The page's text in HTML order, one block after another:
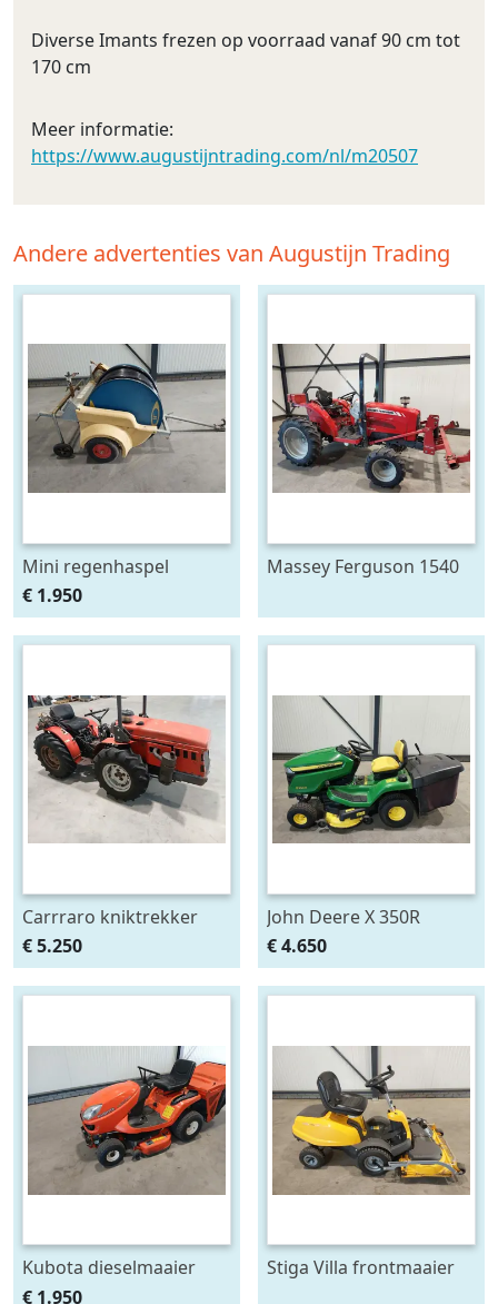
Diverse Imants frezen op voorraad vanaf 90 cm tot
170 cm
Meer informatie:
https://www.augustijntrading.com/nl/m20507
Andere advertenties van Augustijn Trading
Mini regenhaspel
€ 1.950
Massey Ferguson 1540
Carrraro kniktrekker
€ 5.250
John Deere X 350R
zitmaaier
€ 4.650
Kubota dieselmaaier
€ 1.950
Stiga Villa frontmaaier